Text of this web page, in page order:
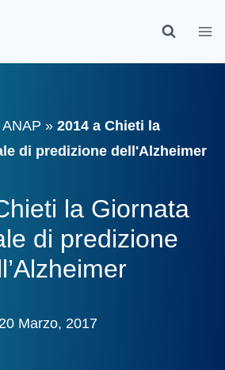
»2014 a Chieti la
di predizione dell'Alzheimer
la Giornata
di predizione
20 Marzo, 2017